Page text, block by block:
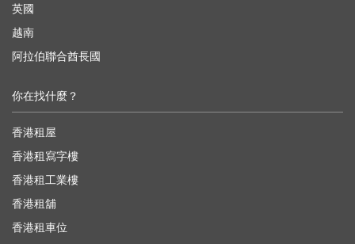
英國
越南
阿拉伯聯合酋長國
你在找什麼？
香港租屋
香港租寫字樓
香港租工業樓
香港租舖
香港租車位